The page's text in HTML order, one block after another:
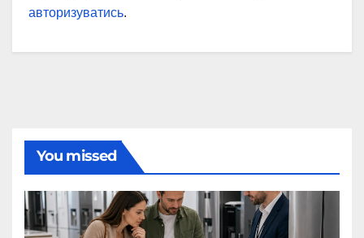
авторизуватись.
You missed